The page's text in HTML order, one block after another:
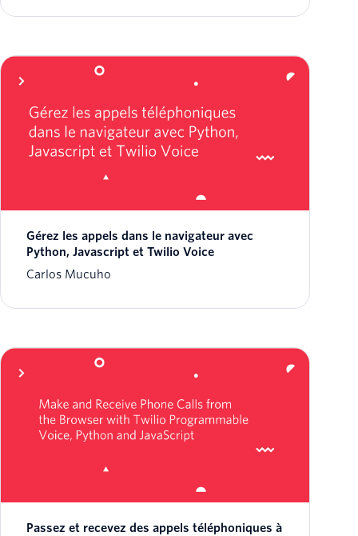
Gérez les appels dans le navigateur avec
Python, Javascript et Twilio Voice
Carlos Mucuho
Passez et recevez des appels téléphoniques à